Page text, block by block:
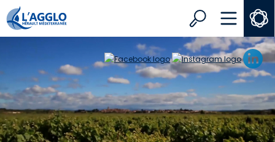
Search MENU
Accueil